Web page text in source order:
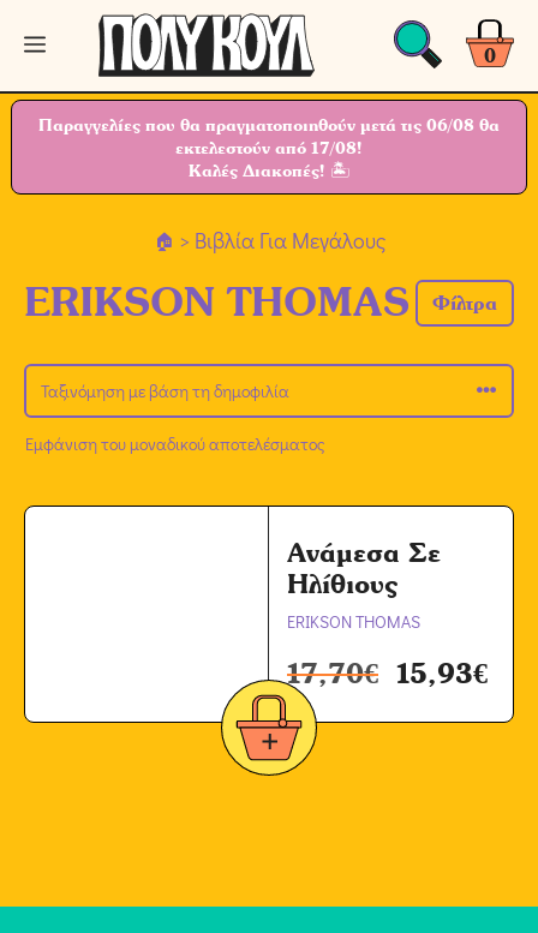
Μετάβαση
περιεχόμενο
0
Μενού
Παραγγελίες που θα πραγματοποιηθούν μετά τις 06/08 θα
εκτελεστούν από 17/08!
Καλές Διακοπές! 🏝
> Βιβλία Για Μεγάλους
ERIKSON THOMAS Φίλτρα
Εμφάνιση του μοναδικού αποτελέσματος
Ανάμεσα Σε
Ηλίθιους
ERIKSON THOMAS
17,70€ 15,93€